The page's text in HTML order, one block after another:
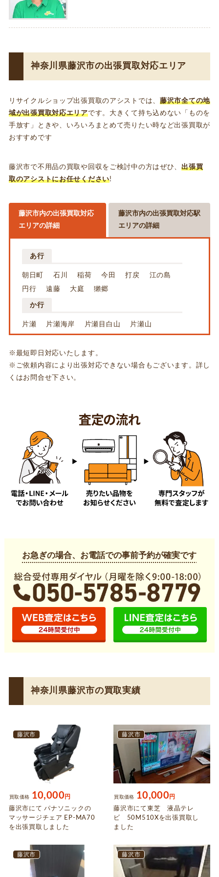
神奈川県藤沢市の出張買取対応エリア
リサイクルショップ出張買取のアシストでは、藤沢市全ての地
域が出張買取対応エリアです。大きくて持ち込めない「ものを
手放す」ときや、いろいろまとめて売りたい時など出張買取が
おすすめです
藤沢市で不用品の買取や回収をご検討中の方はぜひ、出張買
取のアシストにお任せください!
藤沢市内の出張買取対応
エリアの詳細
藤沢市内の出張買取対応駅
エリアの詳細
あ行
朝日町 石川 稲荷 今田 打戻
江の島
円行
遠藤 大庭 獺郷
か行
片瀬 片瀬海岸 片瀬目白山
片瀬山
鵠沼石上
鵠沼海岸
鵠沼橘
鵠沼花沢町
鵠沼藤が谷
鵠沼松が岡
鵠沼東
湘南台 闖冶調豐｢
た行
大鋸 高倉 高谷 立石 長後
辻堂
辻堂神台
辻堂新町
辻堂太平台
辻堂東海岸
辻堂西海岸 辻堂元町
土棚
天神町
は行
羽鳥 花の木 藤が岡 藤沢
本鵠沼
本町
本藤沢
みその台 南藤沢 宮原 宮前
弥勒寺
わ行
※最短即日対応いたします。
※ご依頼内容により出張対応できない場合もございます。詳し
くはお問合せ下さい。
お急ぎの場合、お電話での事前予約が確実です
神奈川県藤沢市の買取実績
藤沢市
藤沢市にて パナソニックの
マッサージチェア EP-MA70
を出張買取しました
買取価格 10,000 円
藤沢市
藤沢市にて東芝 液晶テレ
ビ 50M510Xを出張買取し
ました
買取価格 10,000 円
藤沢市 藤沢市